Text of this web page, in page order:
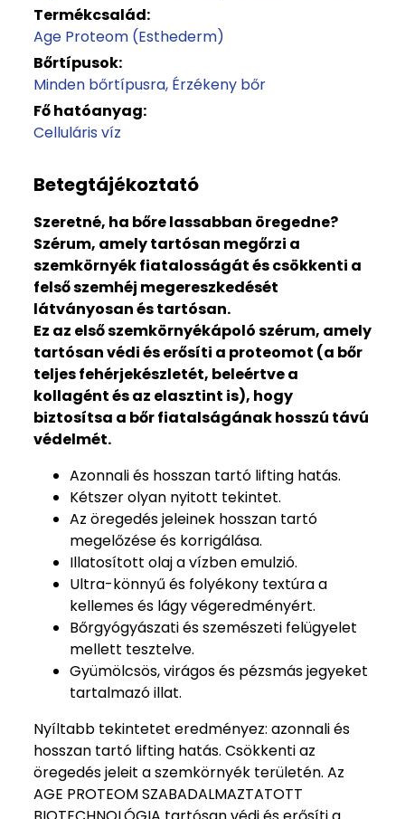
Termékcsalád:
Age Proteom (Esthederm)
Bőrtípusok:
Minden bőrtípusra Érzékeny bőr
Fő hatóanyag:
Celluláris víz
Betegtájékoztató
Szeretné, ha bőre lassabban öregedne?
Szérum, amely tartósan megőrzi a
szemkörnyék fiatalosságát és csökkenti a
felső szemhéj megereszkedését
látványosan és tartósan.
Ez az első szemkörnyékápoló szérum, amely
tartósan védi és erősíti a proteomot (a bőr
teljes fehérjekészletét, beleértve a
kollagént és az elasztint is), hogy
biztosítsa a bőr fiatalságának hosszú távú
védelmét.
Azonnali és hosszan tartó lifting hatás.
Kétszer olyan nyitott tekintet.
Az öregedés jeleinek hosszan tartó
megelőzése és korrigálása.
Illatosított olaj a vízben emulzió.
Ultra-könnyű és folyékony textúra a
kellemes és lágy végeredményért.
Bőrgyógyászati és szemészeti felügyelet
mellett tesztelve.
Gyümölcsös, virágos és pézsmás jegyeket
tartalmazó illat.
Nyíltabb tekintetet eredményez: azonnali és
hosszan tartó lifting hatás. Csökkenti az
öregedés jeleit a szemkörnyék területén. Az
AGE PROTEOM SZABADALMAZTATOTT